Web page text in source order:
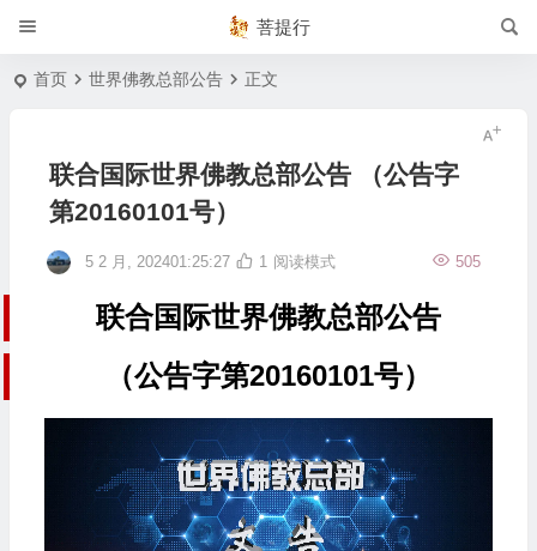
菩提行
首页 世界佛教总部公告 正文
联合国际世界佛教总部公告 （公告字
第20160101号）
5 2 月, 202401:25:27 505
1 阅读模式
联合国际世界佛教总部公告
（公告字第20160101号）